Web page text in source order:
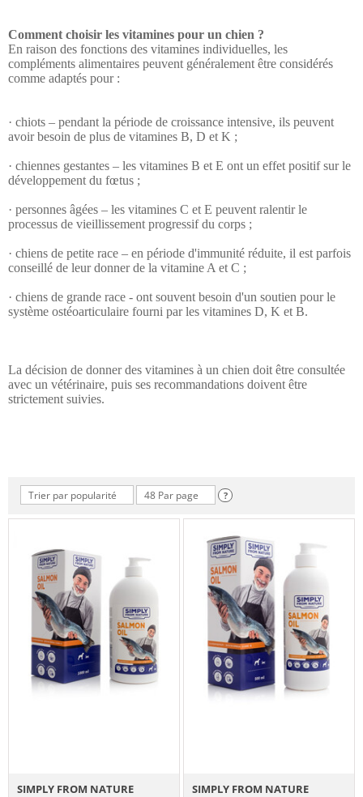
Comment choisir les vitamines pour un chien ?
En raison des fonctions des vitamines individuelles, les
compléments alimentaires peuvent généralement être considérés
comme adaptés pour :
· chiots – pendant la période de croissance intensive, ils peuvent
avoir besoin de plus de vitamines B, D et K ;
· chiennes gestantes – les vitamines B et E ont un effet positif sur le
développement du fœtus ;
· personnes âgées – les vitamines C et E peuvent ralentir le
processus de vieillissement progressif du corps ;
· chiens de petite race – en période d'immunité réduite, il est parfois
conseillé de leur donner de la vitamine A et C ;
· chiens de grande race - ont souvent besoin d'un soutien pour le
système ostéoarticulaire fourni par les vitamines D, K et B.
La décision de donner des vitamines à un chien doit être consultée
avec un vétérinaire, puis ses recommandations doivent être
strictement suivies.
Trier par popularité 48 Par page ?
SIMPLY FROM NATURE
SIMPLY FROM NATURE